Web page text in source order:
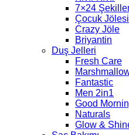
7×24
Çocuk Jölesi
Crazy Jöle
Briyantin
Duş Jelleri
Fresh Care
Fantastic
Men 2in1
Good
Naturals
Glow &